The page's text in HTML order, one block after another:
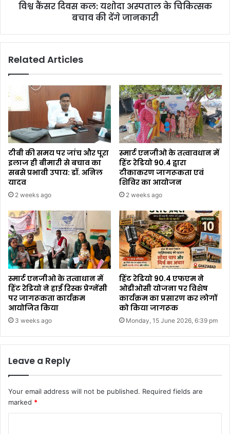
विश्व कैंसर दिवस कल: यशोदा अस्पताल के चिकित्सक
बचाव की देंगे जानकारी
Related Articles
टीबी की समय पर जांच और पूरा
इलाज ही बीमारी से बचाव का
सबसे प्रभावी उपाय: डॉ. अनिल
यादव
2 weeks ago
स्मार्ट एनजीओ के तत्वावधान में
हिंट रेडियो 90.4 द्वारा
टीकाकरण जागरूकता एवं
शिविर का आयोजन
2 weeks ago
स्मार्ट एनजीओ के तत्वाधान में
हिंट रेडियो ने हाई रिस्क प्रेग्नेंसी
पर जागरूकता कार्यक्रम
आयोजित किया
3 weeks ago
हिंट रेडियो 90.4 एफएम ने
ओडीओसी योजना पर विशेष
कार्यक्रम का प्रसारण कर लोगों
को किया जागरूक
Monday, 15 June 2026, 6:39 pm
Leave a Reply
Your email address will not be published. Required fields are
marked *